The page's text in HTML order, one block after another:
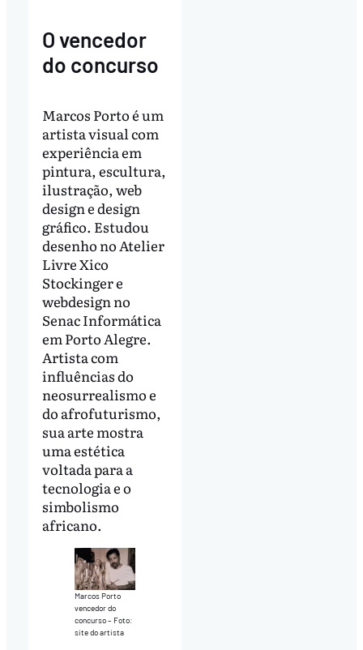
O vencedor
do concurso
Marcos Porto é um
artista visual com
experiência em
pintura, escultura,
ilustração, web
design e design
gráfico. Estudou
desenho no Atelier
Livre Xico
Stockinger e
webdesign no
Senac Informática
em Porto Alegre.
Artista com
influências do
neosurrealismo e
do afrofuturismo,
sua arte mostra
uma estética
voltada para a
tecnologia e o
simbolismo
africano.
Marcos Porto
vencedor do
concurso – Foto:
site do artista